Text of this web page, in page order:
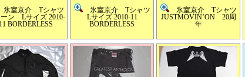
室京介 Tシャツ
ーン Lサイズ 2010-
11 BORDERLESS
氷室京介 Tシャツ
Lサイズ 2010-11
BORDERLESS
氷室京介 Tシャツ
JUSTMOVIN’ON 20周
年